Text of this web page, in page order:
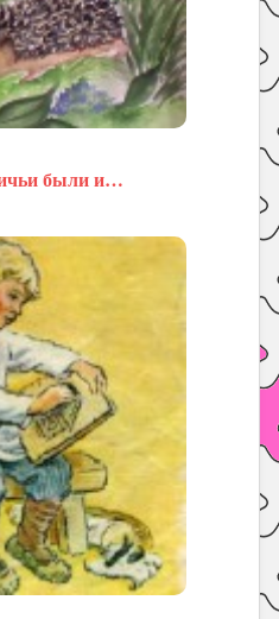
были и…